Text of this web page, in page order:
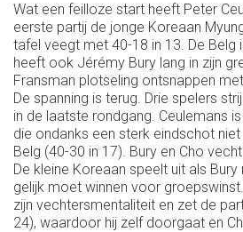
Wat een feilloze start heeft Peter
eerste partij de jonge Koreaan
tafel veegt met 40-18 in 13. De Belg
heeft ook Jérémy Bury lang in zijn
Fransman plotseling ontsnappen
De spanning is terug. Drie spelers
in de laatste rondgang. Ceulemans
die ondanks een sterk eindschot
Belg (40-30 in 17). Bury en Cho
De kleine Koreaan speelt uit als
gelijk moet winnen voor
zijn vechtersmentaliteit en zet de
24), waardoor hij zelf doorgaat en